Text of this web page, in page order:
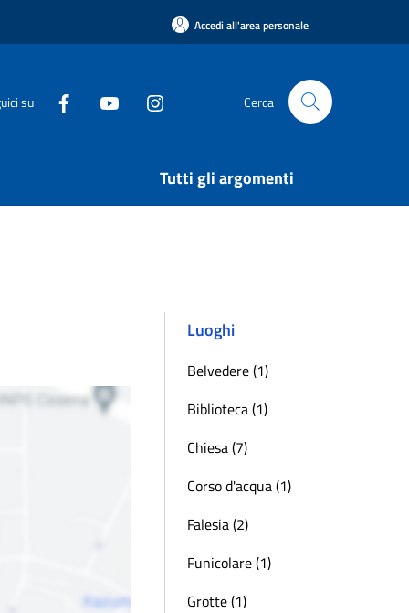
Accedi all'area personale
su Cerca
Tutti gli argomenti
Luoghi
Belvedere (1)
Biblioteca (1)
Chiesa (7)
Corso d'acqua (1)
Falesia (2)
Funicolare (1)
Grotte (1)